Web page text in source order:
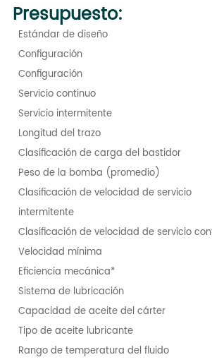
Presupuesto:
Estándar de diseño
Configuración
Configuración
Servicio continuo
Servicio intermitente
Longitud del trazo
Clasificación de carga del bastidor
Peso de la bomba (promedio)
Clasificación de velocidad de servicio
intermitente
Clasificación de velocidad de servicio
Velocidad mínima
Eficiencia mecánica*
Sistema de lubricación
Capacidad de aceite del cárter
Tipo de aceite lubricante
Rango de temperatura del fluido